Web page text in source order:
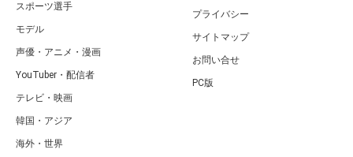
スポーツ選手
モデル
声優・アニメ・漫画
YouTuber・配信者
テレビ・映画
韓国・アジア
海外・世界
プライバシー
サイトマップ
お問い合せ
PC版